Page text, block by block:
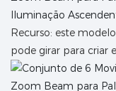
Recurso: este
pode girar para criar